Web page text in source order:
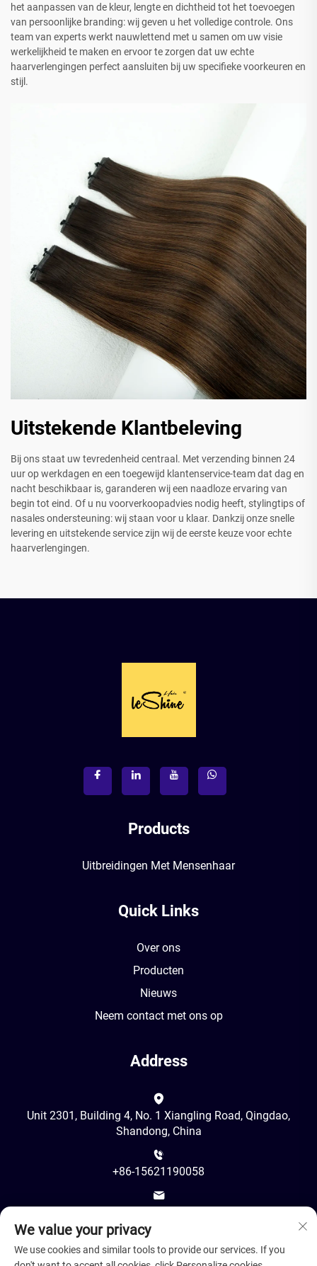
het aanpassen van de kleur, lengte en dichtheid tot het toevoegen
van persoonlijke branding: wij geven u het volledige controle. Ons
team van experts werkt nauwlettend met u samen om uw visie
werkelijkheid te maken en ervoor te zorgen dat uw echte
haarverlengingen perfect aansluiten bij uw specifieke voorkeuren en
stijl.
Uitstekende Klantbeleving
Bij ons staat uw tevredenheid centraal. Met verzending binnen 24
uur op werkdagen en een toegewijd klantenservice-team dat dag en
nacht beschikbaar is, garanderen wij een naadloze ervaring van
begin tot eind. Of u nu voorverkoopadvies nodig heeft, stylingtips of
nasales ondersteuning: wij staan voor u klaar. Dankzij onze snelle
levering en uitstekende service zijn wij de eerste keuze voor echte
haarverlengingen.
Products
Uitbreidingen Met Mensenhaar
Quick Links
Over ons
Producten
Nieuws
Neem contact met ons op
Address
Unit 2301, Building 4, No. 1 Xiangling Road, Qingdao,
Shandong, China
+86-15621190058
We value your privacy
We use cookies and similar tools to provide our services. If you